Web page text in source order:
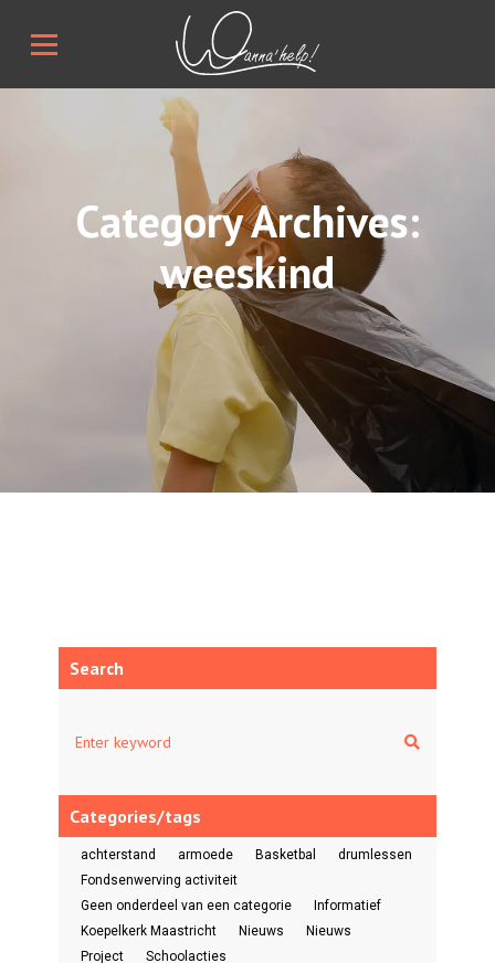
Category Archives:
weeskind
Search
Categories/tags
achterstand armoede Basketbal
drumlessen
Fondsenwerving activiteit
Geen onderdeel van een categorie
Informatief
Koepelkerk Maastricht
Nieuws
Nieuws
Project
Schoolacties